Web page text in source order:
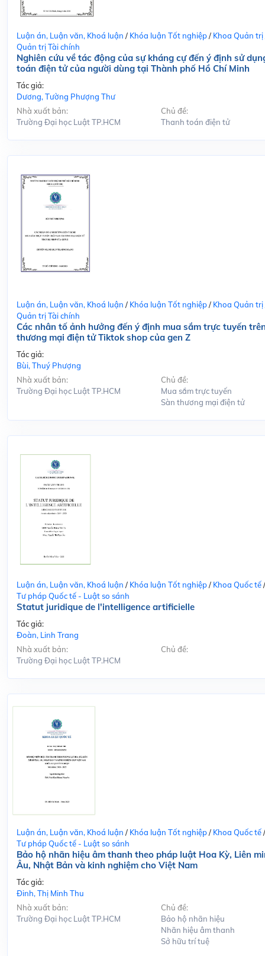
Luận án, Luận văn, Khoá luận / Khóa luận Tốt nghiệp/ Khoa Quản trị
Quản trị Tài chính
Nghiên cứu về tác động của sự kháng cự đến ý định sử
toán điện tử của người dùng tại Thành phố Hồ Chí Minh
Tác giả:
Dương, Tường Phượng Thư
Nhà xuất bản:
Trường Đại học Luật TP.HCM
Chủ đề:
Thanh toán điện tử
Luận án, Luận văn, Khoá luận / Khóa luận Tốt nghiệp/ Khoa Quản trị
Quản trị Tài chính
Các nhân tố ảnh hưởng đến ý định mua sắm trực tuyến
thương mại điện tử Tiktok shop của gen Z
Tác giả:
Bùi, Thuý Phượng
Nhà xuất bản:
Trường Đại học Luật TP.HCM
Chủ đề:
Mua sắm trực tuyến
Sàn thương mại điện tử
Luận án, Luận văn, Khoá luận / Khóa luận Tốt nghiệp/ Khoa Quốc tế/
Tư pháp Quốc tế - Luật so sánh
Statut juridique de l'intelligence artificielle
Tác giả:
Đoàn, Linh Trang
Nhà xuất bản:
Trường Đại học Luật TP.HCM
Chủ đề:
Luận án, Luận văn, Khoá luận / Khóa luận Tốt nghiệp/ Khoa Quốc tế/
Tư pháp Quốc tế - Luật so sánh
Bảo hộ nhãn hiệu âm thanh theo pháp luật Hoa Kỳ, Liên
Âu, Nhật Bản và kinh nghiệm cho Việt Nam
Tác giả:
Đinh, Thị Minh Thu
Nhà xuất bản:
Trường Đại học Luật TP.HCM
Chủ đề:
Bảo hộ nhãn hiệu
Nhãn hiệu âm thanh
Sở hữu trí tuệ